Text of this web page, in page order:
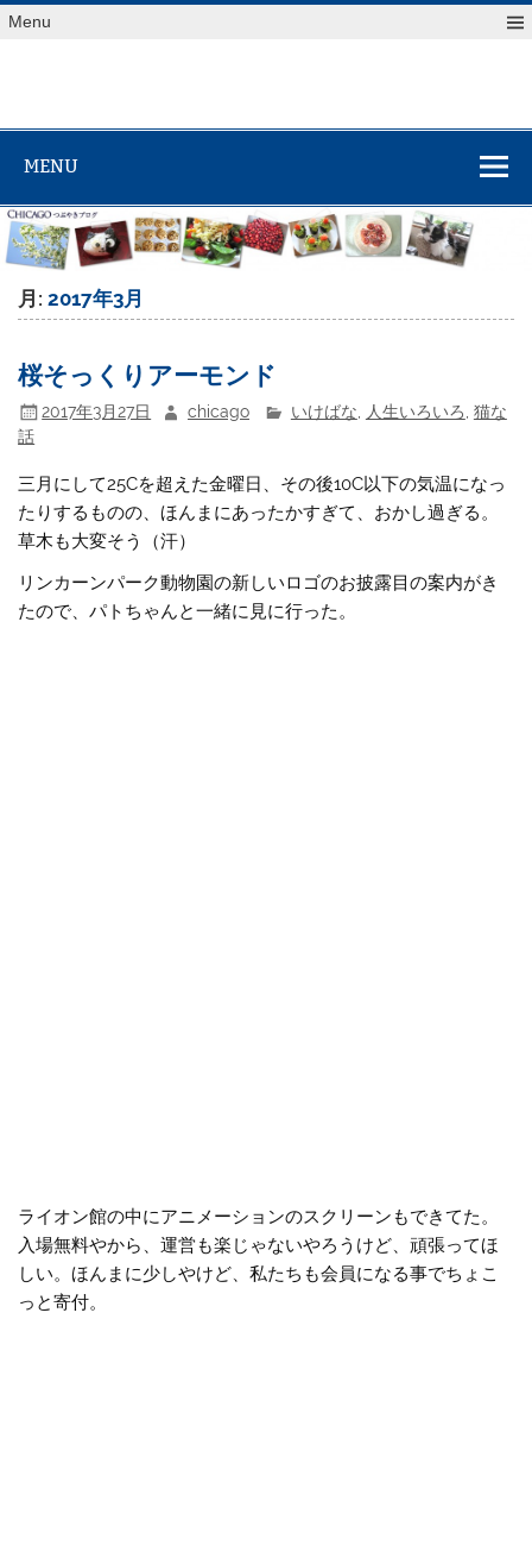
Skip
toMenu
MENU
月:2017年3月
桜そっくりアーモンド
2017年3月27日 chicago いけばな 人生いろいろ 猫な
話
三月にして25Cを超えた金曜日、その後10C以下の気温になっ
たりするものの、ほんまにあったかすぎて、おかし過ぎる。
草木も大変そう（汗）
リンカーンパーク動物園の新しいロゴのお披露目の案内がき
たので、パトちゃんと一緒に見に行った。
ライオン館の中にアニメーションのスクリーンもできてた。
入場無料やから、運営も楽じゃないやろうけど、頑張ってほ
しい。ほんまに少しやけど、私たちも会員になる事でちょこ
っと寄付。